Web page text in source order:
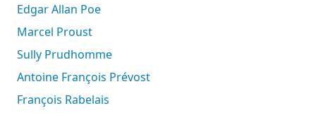
Edgar Allan Poe
Marcel Proust
Sully Prudhomme
Antoine François Prévost
François Rabelais